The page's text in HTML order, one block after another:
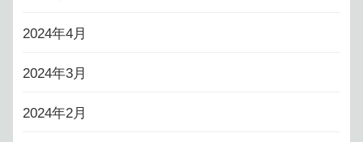
2024年4月
2024年3月
2024年2月